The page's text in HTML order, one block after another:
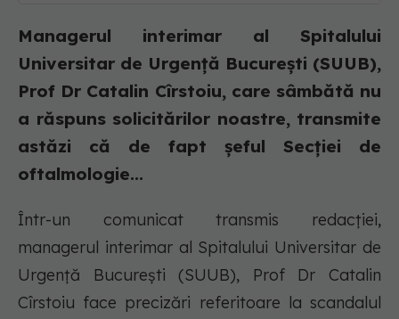
Managerul interimar al Spitalului
Universitar de Urgență București (SUUB),
Prof Dr Catalin Cîrstoiu, care sâmbătă nu
a răspuns solicitărilor noastre, transmite
astăzi că de fapt șeful Secției de
oftalmologie...
Într-un comunicat transmis redacției,
managerul interimar al Spitalului Universitar de
Urgență București (SUUB), Prof Dr Catalin
Cîrstoiu face precizări referitoare la scandalul